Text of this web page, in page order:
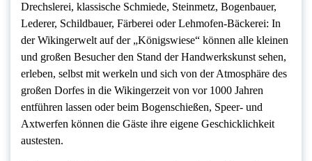
Drechslerei, klassische Schmiede, Steinmetz, Bogenbauer,
Lederer, Schildbauer, Färberei oder Lehmofen-Bäckerei: In
der Wikingerwelt auf der „Königswiese“ können alle kleinen
und großen Besucher den Stand der Handwerkskunst sehen,
erleben, selbst mit werkeln und sich von der Atmosphäre des
großen Dorfes in die Wikingerzeit von vor 1000 Jahren
entführen lassen oder beim Bogenschießen, Speer- und
Axtwerfen können die Gäste ihre eigene Geschicklichkeit
austesten.